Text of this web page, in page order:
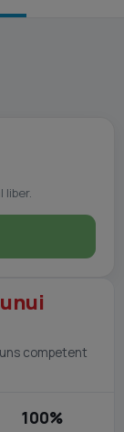
liber.
competent
100%